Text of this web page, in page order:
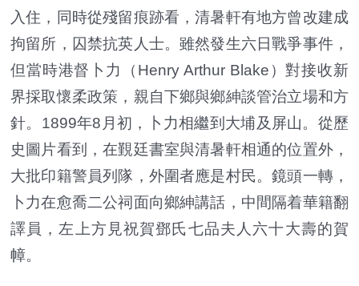
入住，同時從殘留痕跡看，清暑軒有地方曾改建成
拘留所，囚禁抗英人士。雖然發生六日戰爭事件，
但當時港督卜力（Henry Arthur Blake）對接收新
界採取懷柔政策，親自下鄉與鄉紳談管治立場和方
針。1899年8月初，卜力相繼到大埔及屏山。從歷
史圖片看到，在覲廷書室與清暑軒相通的位置外，
大批印籍警員列隊，外圍者應是村民。鏡頭一轉，
卜力在愈喬二公祠面向鄉紳講話，中間隔着華籍翻
譯員，左上方見祝賀鄧氏七品夫人六十大壽的賀
幛。